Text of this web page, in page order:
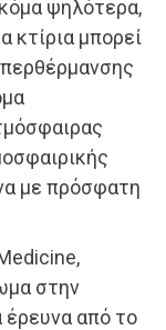
ψηλότερα,
κτίρια μπορεί
με πρόσφατη
στην
έρευνα από το